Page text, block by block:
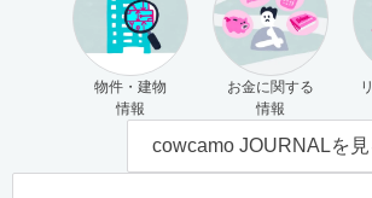
物件・建物
情報
お金に関する
情報
cowcamo JOURNALを見